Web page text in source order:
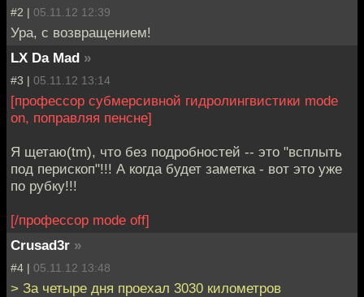
#2 | 05.11.12 12:39
Ура, с возвращением!
LX Da Mad »
#3 | 05.11.12 13:14
[профессор субмерсивной гидролингвистики mode
on, поправляя пенсне]
Я щетаю(tm), что без подробностей -- это "всплыть
под перископ"!!! А когда будет заметка - вот это уже
по рубку!!!
[/профессор mode off]
Crusad3r »
#4 | 05.11.12 13:48
> За четыре дня проехал 3030 километров